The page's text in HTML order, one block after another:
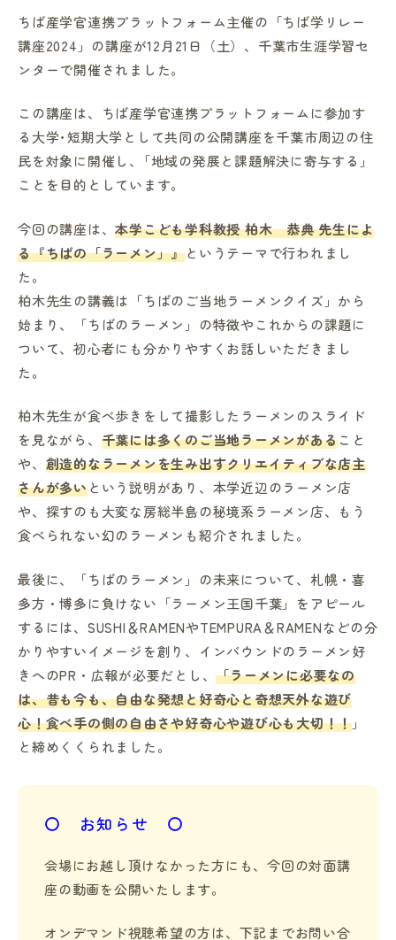
ちば産学官連携プラットフォーム主催の「ちば学リレー
講座2024」の講座が12月21日（土）、千葉市生涯学習セ
ンターで開催されました｡
この講座は、ちば産学官連携プラットフォームに参加す
る大学･短期大学として共同の公開講座を千葉市周辺の住
民を対象に開催し､「地域の発展と課題解決に寄与する」
ことを目的としています｡
今回の講座は、本学こども学科教授 柏木 恭典 先生によ
る『ちばの「ラーメン」』というテーマで行われまし
た。
柏木先生の講義は「ちばのご当地ラーメンクイズ」から
始まり、「ちばのラーメン」の特徴やこれからの課題に
ついて、初心者にも分かりやすくお話しいただきまし
た。
柏木先生が食べ歩きをして撮影したラーメンのスライド
を見ながら、 千葉には多くのご当地ラーメンがあること
や、 創造的なラーメンを生み出すクリエイティブな店主
さんが多いという説明があり、本学近辺のラーメン店
や、探すのも大変な房総半島の秘境系ラーメン店、もう
食べられない幻のラーメンも紹介されました。
最後に、「ちばのラーメン」の未来について、札幌・喜
多方・博多に負けない「ラーメン王国千葉」をアピール
するには、SUSHI＆RAMENやTEMPURA＆RAMENなどの分
かりやすいイメージを創り、インバウンドのラーメン好
きへのPR・広報が必要だとし、「ラーメンに必要なの
は、昔も今も、自由な発想と好奇心と奇想天外な遊び
心！食べ手の側の自由さや好奇心や遊び心も大切！！」
と締めくくられました。
〇 お知らせ 〇
会場にお越し頂けなかった方にも、今回の対面講
座の動画を公開いたします。
オンデマンド視聴希望の方は、下記までお問い合